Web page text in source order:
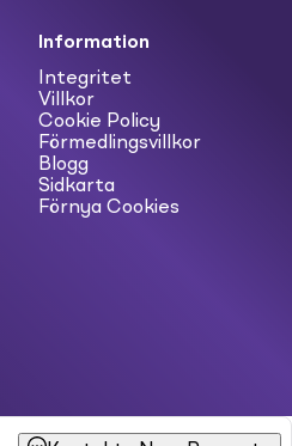
Information
Integritet
Villkor
Cookie Policy
Förmedlingsvillkor
Blogg
Sidkarta
Förnya Cookies